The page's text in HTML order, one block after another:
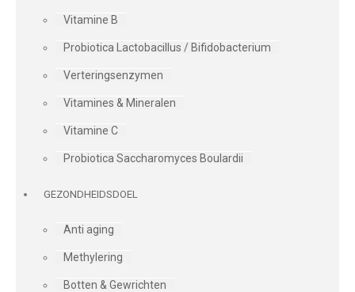
Vitamine B
Probiotica Lactobacillus / Bifidobacterium
Verteringsenzymen
Vitamines & Mineralen
Vitamine C
Probiotica Saccharomyces Boulardii
GEZONDHEIDSDOEL
Anti aging
Methylering
Botten & Gewrichten